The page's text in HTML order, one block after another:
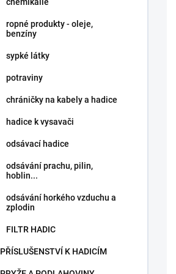
ropné produkty - oleje,
benzíny
sypké látky
potraviny
chráničky na kabely a hadice
hadice k vysavači
odsávací hadice
odsávání prachu, pilin,
hoblin...
odsávání horkého vzduchu a
zplodin
FILTR HADIC
PŘÍSLUŠENSTVÍ K HADICÍM